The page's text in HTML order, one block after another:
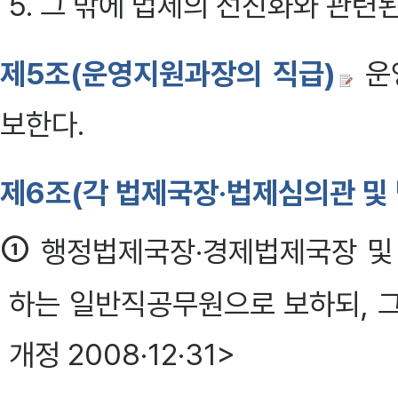
제5조(운영지원과장의 직급)
보한다.
제6조(각 법제국장·법제심의관
① 행정법제국장·경제법제국장
하는 일반직공무원으로 보하되,
개정 2008·12·31>